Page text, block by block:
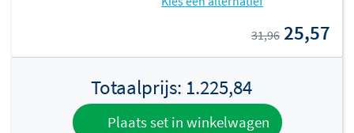
31,96 25,57
Totaalprijs: 1.225,84
Plaats set in winkelwagen